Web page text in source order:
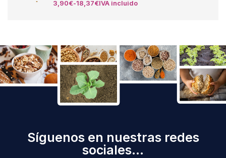
3,90€-18,37€IVA incluido
Síguenos en nuestras redes
sociales...